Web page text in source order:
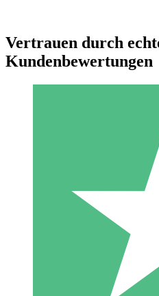
Individuelle
Zahlen Sie nach Bedarf
monatliche
Vertrauen durch
Kundenbewertungen